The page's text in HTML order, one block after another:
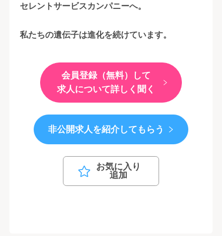
セレントサービスカンパニーへ。
私たちの遺伝子は進化を続けています。
会員登録（無料）して
求人について詳しく聞く
非公開求人を紹介してもらう
お気に入り
追加